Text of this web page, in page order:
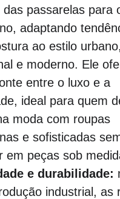
das passarelas para
adaptando
ao estilo urbano,
e moderno. Ele
entre o luxo e a
ideal para quem
moda com roupas
e sofisticadas
em peças sob
e durabilidade:
industrial, as